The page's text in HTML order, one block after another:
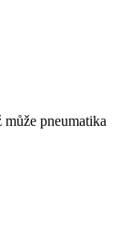
pneumatika